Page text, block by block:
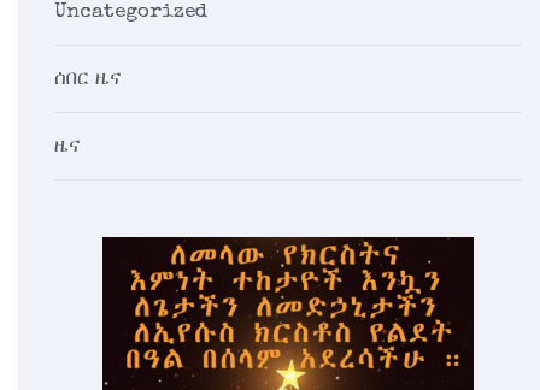
Uncategorized
ሰበር ዜና
ዜና